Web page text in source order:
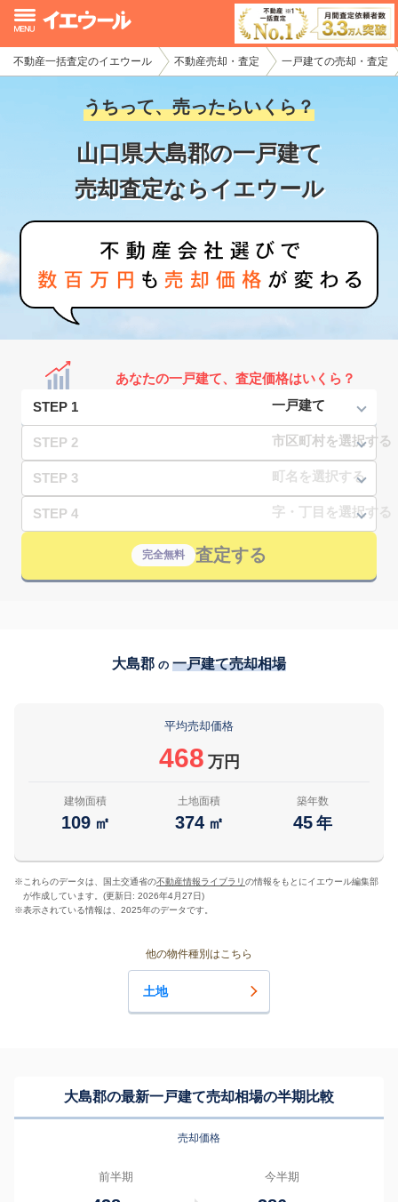
不動産一括査定のイエウール 不動産売却・査定 一戸建ての売却・査定
うちって、売ったらいくら？
山口県大島郡の一戸建て
売却査定ならイエウール
あなたの一戸建て、査定価格はいくら？
STEP 1
STEP 2
STEP 3
STEP 4
完全無料 査定する
大島郡 の 一戸建て売却相場
平均売却価格
468 万円
建物面積
109 ㎡
土地面積
374 ㎡
築年数
45 年
※ これらのデータは、国土交通省の不動産情報ライブラリの情報をもとにイエウール編集部
が作成しています。(更新日: 2026年4月27日)
※表示されている情報は、2025年のデータです。
他の物件種別はこちら
土地
大島郡の最新一戸建て売却相場の半期比較
売却価格
前半期 今半期
イエウール加盟希望の不動産会社様
初めての方へ
不動産売却の流れ
不動産の売却・一括査定
家査定シミュレーター
お問い合わせ